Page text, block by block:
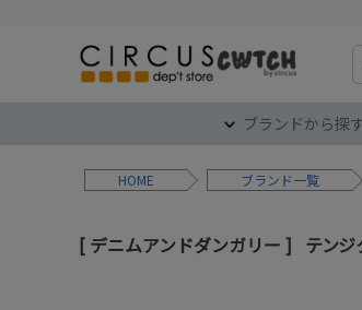
検索
ブランドから探す
HOME ブランド
デニムアンドダンガリー テンジ